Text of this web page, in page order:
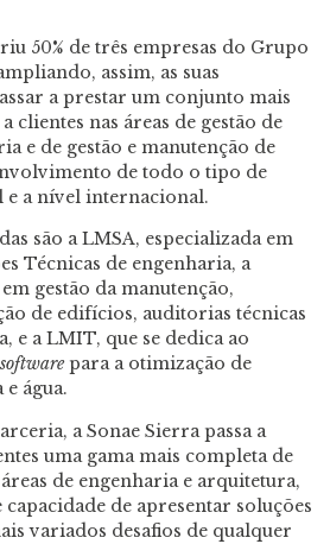
50% de três empresas do Grupo
assim, as suas
a prestar um conjunto mais
clientes nas áreas de gestão de
e de gestão e manutenção de
de todo o tipo de
a nível internacional.
são a LMSA, especializada em
Técnicas de engenharia, a
gestão da manutenção,
de edifícios, auditorias técnicas
e a LMIT, que se dedica ao
softwarepara a otimização de
água.
a Sonae Sierra passa a
uma gama mais completa de
de engenharia e arquitetura,
capacidade de apresentar soluções
variados desafios de qualquer